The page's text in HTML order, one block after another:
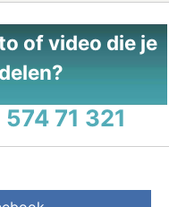
of video die je
71 321